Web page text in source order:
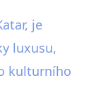
je
luxusu,
kulturního